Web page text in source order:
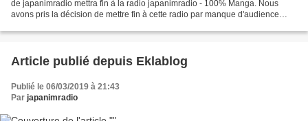
de japanimradio mettra fin à la radio japanimradio - 100% Manga. Nous
avons pris la décision de mettre fin à cette radio par manque d'audience
Article publié depuis Eklablog
Publié le 06/03/2019 à 21:43
Par japanimradio